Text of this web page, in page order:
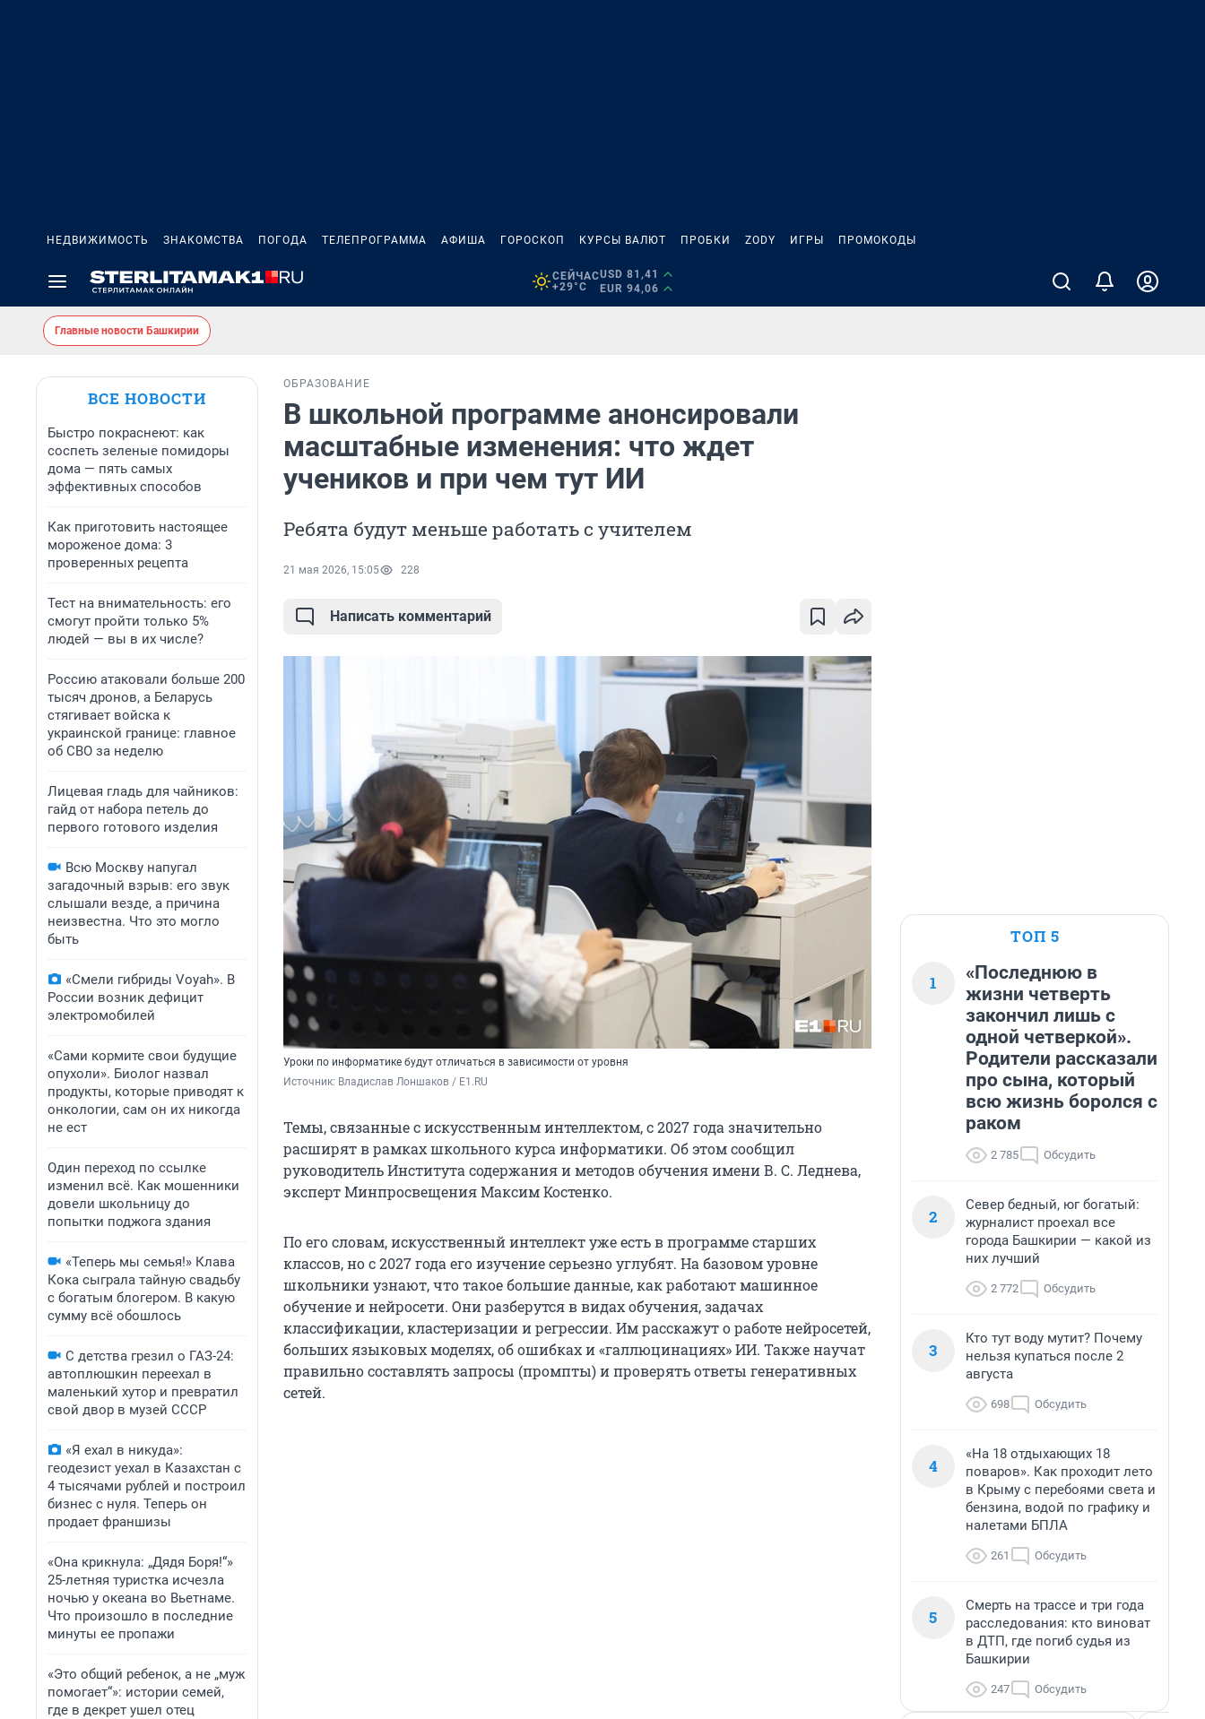
НЕДВИЖИМОСТЬ ЗНАКОМСТВА ПОГОДА ТЕЛЕПРОГРАММА АФИША ГОРОСКОП КУРСЫ ВАЛЮТ ПРОБКИ ZODY ИГРЫ ПРОМОКОДЫ
СЕЙЧАС
+29°C
USD 81,41
EUR 94,06
Главные новости Башкирии
ВСЕ НОВОСТИ
Быстро покраснеют: как
соспеть зеленые помидоры
дома — пять самых
эффективных способов
Как приготовить настоящее
мороженое дома: 3
проверенных рецепта
Тест на внимательность: его
смогут пройти только 5%
людей — вы в их числе?
Россию атаковали больше 200
тысяч дронов, а Беларусь
стягивает войска к
украинской границе: главное
об СВО за неделю
Лицевая гладь для чайников:
гайд от набора петель до
первого готового изделия
Всю Москву напугал
загадочный взрыв: его звук
слышали везде, а причина
неизвестна. Что это могло
быть
«Смели гибриды Voyah». В
России возник дефицит
электромобилей
«Сами кормите свои будущие
опухоли». Биолог назвал
продукты, которые приводят к
онкологии, сам он их никогда
не ест
Один переход по ссылке
изменил всё. Как мошенники
довели школьницу до
попытки поджога здания
«Теперь мы семья!» Клава
Кока сыграла тайную свадьбу
с богатым блогером. В какую
сумму всё обошлось
С детства грезил о ГАЗ-24:
автоплюшкин переехал в
маленький хутор и превратил
свой двор в музей СССР
«Я ехал в никуда»:
геодезист уехал в Казахстан с
4 тысячами рублей и построил
бизнес с нуля. Теперь он
продает франшизы
«Она крикнула: „Дядя Боря!“»
25-летняя туристка исчезла
ночью у океана во Вьетнаме.
Что произошло в последние
минуты ее пропажи
«Это общий ребенок, а не „муж
помогает“»: истории семей,
где в декрет ушел отец
ОБРАЗОВАНИЕ
В школьной программе анонсировали
масштабные изменения: что ждет
учеников и при чем тут ИИ
Ребята будут меньше работать с учителем
21 мая 2026, 15:05 228
Написать комментарий
Уроки по информатике будут отличаться в зависимости от уровня
Источник: Владислав Лоншаков / E1.RU
Темы, связанные с искусственным интеллектом, с 2027 года значительно
расширят в рамках школьного курса информатики. Об этом сообщил
руководитель Института содержания и методов обучения имениВ. С. Леднева,
эксперт Минпросвещения Максим Костенко.
По его словам, искусственный интеллект уже есть в программе старших
классов, но с 2027 года его изучение серьезно углубят. На базовом уровне
школьники узнают, что такое большие данные, как работают машинное
обучение и нейросети. Они разберутся в видах обучения, задачах
классификации, кластеризации и регрессии. Им расскажут о работе нейросетей,
больших языковых моделях, об ошибках и «галлюцинациях» ИИ. Также научат
правильно составлять запросы (промпты) и проверять ответы генеративных
сетей.
ТОП 5
1
«Последнюю в
жизни четверть
закончил лишь с
одной четверкой».
Родители рассказали
про сына, который
всю жизнь боролся с
раком
2 785 Обсудить
2
Север бедный, юг богатый:
журналист проехал все
города Башкирии — какой из
них лучший
2 772 Обсудить
3
Кто тут воду мутит? Почему
нельзя купаться после 2
августа
698 Обсудить
4
«На 18 отдыхающих 18
поваров». Как проходит лето
в Крыму с перебоями света и
бензина, водой по графику и
налетами БПЛА
261 Обсудить
5
Смерть на трассе и три года
расследования: кто виноват
в ДТП, где погиб судья из
Башкирии
247 Обсудить